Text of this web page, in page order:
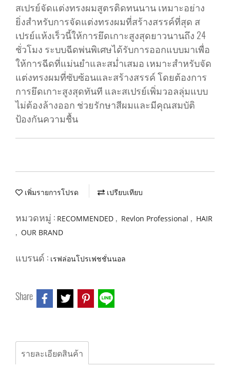
สเปรย์จัดแต่งทรงผมสูตรติดทนนาน เหมาะอย่าง
ยิ่งสำหรับการจัดแต่งทรงผมที่สร้างสรรค์ที่สุด ส
เปรย์แห้งเร็วนี้ให้การยึดเกาะสูงสุดยาวนานถึง 24
ชั่วโมง ระบบฉีดพ่นพิเศษได้รับการออกแบบมาเพื่อ
ให้การฉีดที่แม่นยำและสม่ำเสมอ เหมาะสำหรับจัด
แต่งทรงผมที่ซับซ้อนและสร้างสรรค์ โดยต้องการ
การยึดเกาะสูงสุดทันที และสเปรย์เพิ่มวอลลุ่มแบบ
ไม่ต้องล้างออก ช่วยรักษาสีผมและมีคุณสมบัติ
ป้องกันความชื้น
เพิ่มรายการโปรด เปรียบเทียบ
หมวดหมู่ : RECOMMENDED , Revlon Professional , HAIR
, OUR BRAND
แบรนด์ : เรฟล่อนโปรเฟชชั่นนอล
Share
รายละเอียดสินค้า